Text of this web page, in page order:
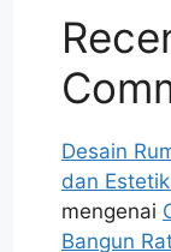
Desain
dan
mengenai
Bangun